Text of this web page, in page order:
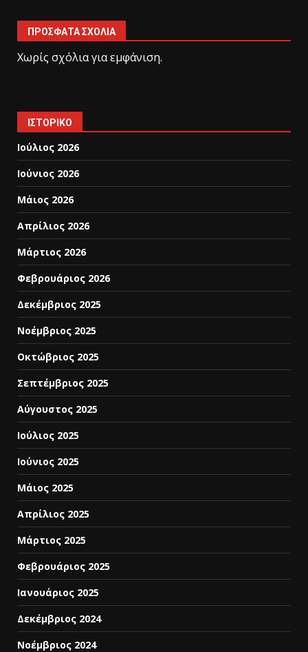
ΠΡΌΣΦΑΤΑ ΣΧΌΛΙΑ
Χωρίς σχόλια για εμφάνιση.
ΙΣΤΟΡΙΚΌ
Ιούλιος 2026
Ιούνιος 2026
Μάιος 2026
Απρίλιος 2026
Μάρτιος 2026
Φεβρουάριος 2026
Δεκέμβριος 2025
Νοέμβριος 2025
Οκτώβριος 2025
Σεπτέμβριος 2025
Αύγουστος 2025
Ιούλιος 2025
Ιούνιος 2025
Μάιος 2025
Απρίλιος 2025
Μάρτιος 2025
Φεβρουάριος 2025
Ιανουάριος 2025
Δεκέμβριος 2024
Νοέμβριος 2024